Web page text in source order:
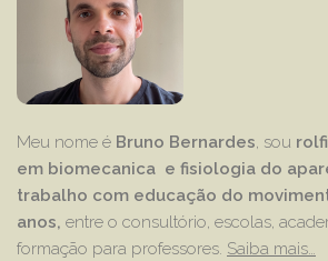
Meu nome é Bruno Bernardes, sou
em biomecanica e fisiologia do
trabalho com educação do
anos, entre o consultório, escolas,
formação para professores. Saiba mais…